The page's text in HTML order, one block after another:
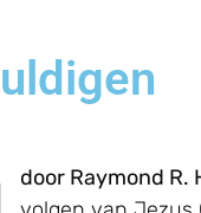
door Raymond R.